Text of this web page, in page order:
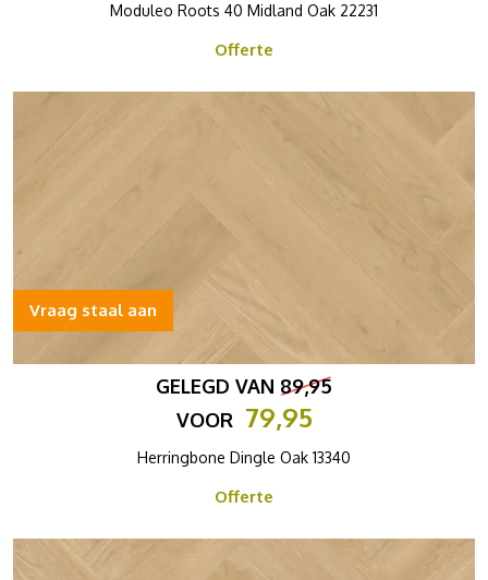
Moduleo Roots 40 Midland Oak 22231
Offerte
GELEGD VAN 89,95
VOOR 79,95
Herringbone Dingle Oak 13340
Offerte
Vraag staal aan